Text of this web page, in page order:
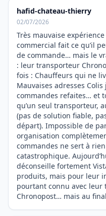
hafid-chateau-thierry
02/07/2026
Très mauvaise
commercial fait ce qu’il
de commande… mais le
: leur transporteur
fois : Chauffeurs qui ne
Mauvaises adresses
commandes refaites… et
qu’un seul transporteur,
(pas de solution fiable,
départ). Impossible de
organisation
commandes ne sert à
catastrophique.
déconseille fortement
produits, mais pour leur
pourtant connu avec
Chronopost… mais au